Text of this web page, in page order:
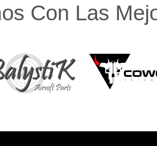
Con Las